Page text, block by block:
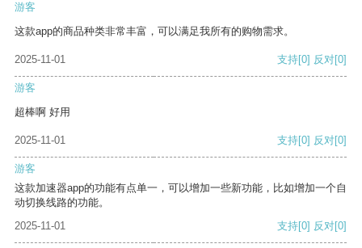
游客
这款app的商品种类非常丰富，可以满足我所有的购物需求。
2025-11-01 支持[0] 反对[0]
游客
超棒啊 好用
2025-11-01 支持[0] 反对[0]
游客
这款加速器app的功能有点单一，可以增加一些新功能，比如增加一个自
动切换线路的功能。
2025-11-01
支持[0] 反对[0]